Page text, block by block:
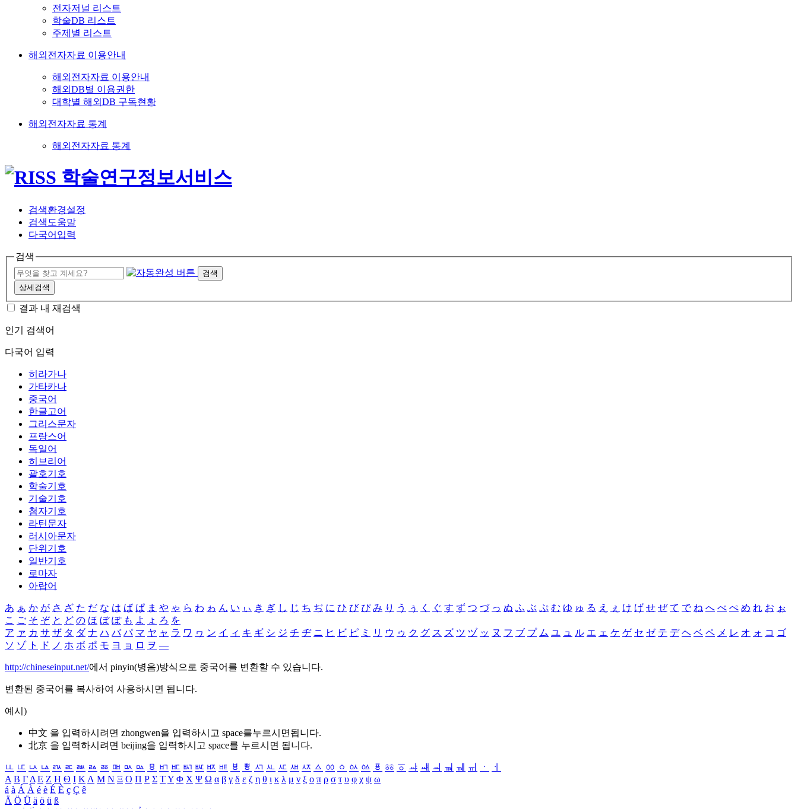
전자저널 리스트
학술DB 리스트
주제별 리스트
해외전자자료 이용안내
해외전자자료 이용안내
해외DB별 이용권한
대학별 해외DB 구독현황
해외전자자료 통계
해외전자자료 통계
검색환경설정
검색도움말
다국어입력
검색
검색
상세검색
결과 내 재검색
인기 검색어
다국어 입력
히라가나
가타카나
중국어
한글고어
그리스문자
프랑스어
독일어
히브리어
괄호기호
학술기호
기술기호
첨자기호
라틴문자
러시아문자
단위기호
일반기호
로마자
아랍어
あ ぁ か が さ ざ た だ な は ば ぱ ま や ゃ ら わ ゎ ん い ぃ き ぎ し じ ち ぢ に ひ び ぴ み り う ぅ く ぐ す ず つ づ っ ぬ ふ ぶ ぷ む ゆ ゅ る え ぇ け げ せ ぜ て で ね へ べ ぺ め れ お ぉ
こ ご そ ぞ と ど の ほ ぼ ぽ も よ ょ ろ を
ア ァ カ サ ザ タ ダ ナ ハ バ パ マ ヤ ャ ラ ワ ヮ ン イ ィ キ ギ シ ジ チ ヂ ニ ヒ ビ ピ ミ リ ウ ゥ ク グ ス ズ ツ ヅ ッ ヌ フ ブ プ ム ユ ュ ル エ ェ ケ ゲ セ ゼ テ デ ヘ ベ ペ メ レ オ ォ コ ゴ
ソ ゾ ト ド ノ ホ ボ ポ モ ヨ ョ ロ ヲ ―
http://chineseinput.net/에서 pinyin(병음)방식으로 중국어를 변환할 수 있습니다.
변환된 중국어를 복사하여 사용하시면 됩니다.
예시)
中文 을 입력하시려면 zhongwen을 입력하시고 space를누르시면됩니다.
北京 을 입력하시려면 beijing을 입력하시고 space를 누르시면 됩니다.
ㅥ ㅦ ㅧ ㅨ ㅩ ㅪ ㅫ ㅬ ㅭ ㅮ ㅯ ㅰ ㅱ ㅲ ㅳ ㅴ ㅵ ㅶ ㅷ ㅸ ㅹ ㅺ ㅻ ㅼ ㅽ ㅾ ㅿ ㆀ ㆁ ㆂ ㆃ ㆄ ㆅ ㆆ ㆇ ㆈ ㆉ ㆊ ㆋ ㆌ ㆍ
ㆎ
Α Β ΓΔ Ε Ζ Η Θ Ι ΚΛ Μ Ν Ξ Ο Π Ρ Σ ΤΥ Φ Χ Ψ Ω α β γ δ ε ζ η θ ι κ λ μ ν ξ ο π ρ σ τ υ φ χ ψ ω
á à Á À é è É È ç Ç ê
Ä Ö Ü ä ö ü ß